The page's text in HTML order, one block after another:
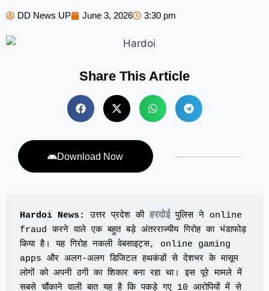
DD News UP June 3, 2026 3:30 pm
Share This Article
Download Now
Hardoi News: उत्तर प्रदेश की हरदोई पुलिस ने online
fraud करने वाले एक बहुत बड़े अंतरराज्यीय गिरोह का भंडाफोड़
किया है। यह गिरोह नकली वेबसाइट्स, online gaming
apps और अलग-अलग डिजिटल हथकंडों से देशभर के मासूम
लोगों को अपनी ठगी का शिकार बना रहा था। इस पूरे मामले में
सबसे चौंकाने वाली बात यह है कि पकड़े गए 10 आरोपियों में से